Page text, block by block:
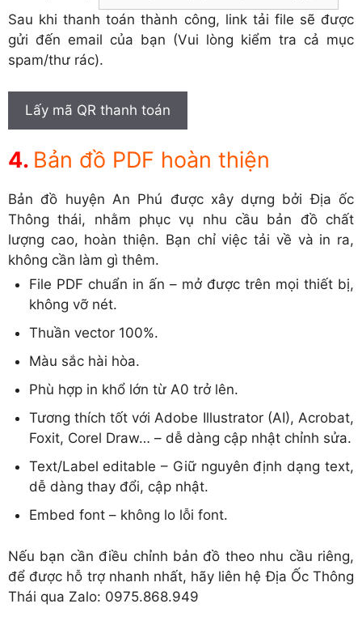
Sau khi thanh toán thành công, link tải file sẽ được
gửi đến email của bạn (Vui lòng kiểm tra cả mục
spam/thư rác).
Lấy mã QR thanh toán
Bản đồ PDF hoàn thiện
Bản đồ huyện An Phú được xây dựng bởi Địa ốc
Thông thái, nhằm phục vụ nhu cầu bản đồ chất
lượng cao, hoàn thiện. Bạn chỉ việc tải về và in ra,
không cần làm gì thêm.
File PDF chuẩn in ấn – mở được trên mọi thiết bị,
không vỡ nét.
Thuần vector 100%.
Màu sắc hài hòa.
Phù hợp in khổ lớn từ A0 trở lên.
Tương thích tốt với Adobe Illustrator (AI), Acrobat,
Foxit, Corel Draw… – dễ dàng cập nhật chỉnh sửa.
Text/Label editable – Giữ nguyên định dạng text,
dễ dàng thay đổi, cập nhật.
Embed font – không lo lỗi font.
Nếu bạn cần điều chỉnh bản đồ theo nhu cầu riêng,
để được hỗ trợ nhanh nhất, hãy liên hệ Địa Ốc Thông
Thái qua Zalo: 0975.868.949